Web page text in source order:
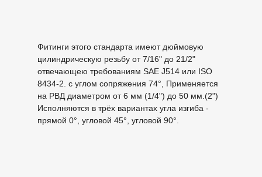
Фитинги этого стандарта имеют дюймовую
цилиндрическую резьбу от 7/16" до 21/2"
отвечающею требованиям SAE J514 или ISO
8434-2. с углом сопряжения 74°, Применяется
на РВД диаметром от 6 мм (1/4") до 50 мм.(2")
Исполняются в трёх вариантах угла изгиба -
прямой 0°, угловой 45°, угловой 90°.